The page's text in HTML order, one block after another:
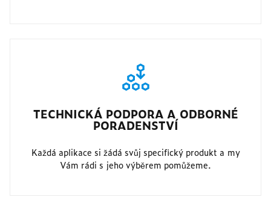
TECHNICKÁ PODPORA A ODBORNÉ
PORADENSTVÍ
Každá aplikace si žádá svůj specifický produkt a my
Vám rádi s jeho výběrem pomůžeme.